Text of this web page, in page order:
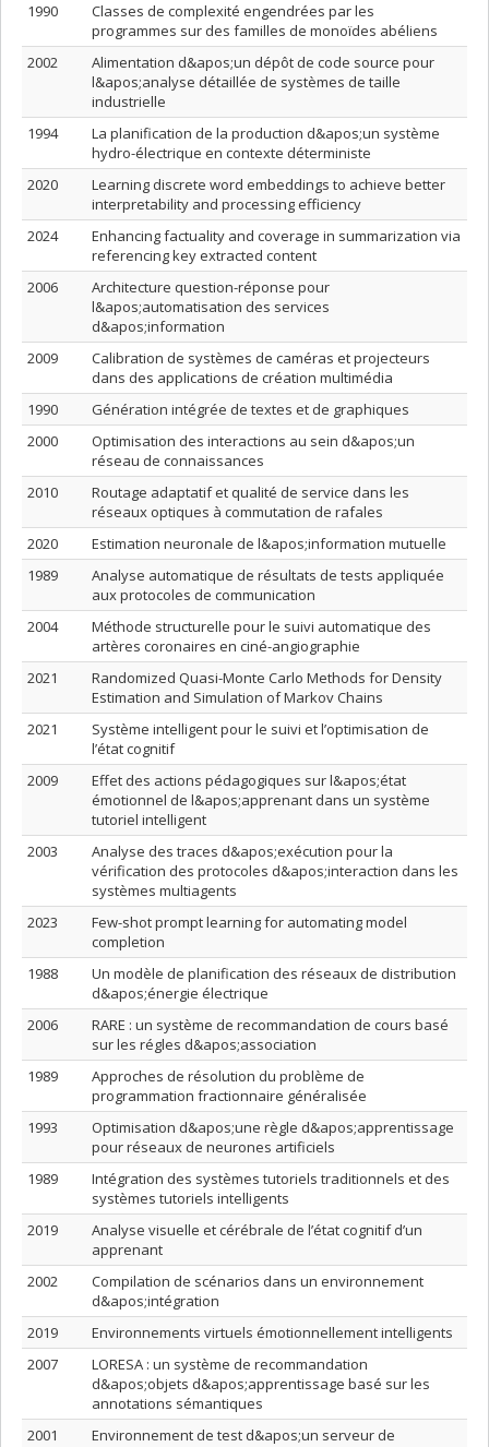
1990
Classes de complexité engendrées par les
programmes sur des familles de monoïdes abéliens
2002
Alimentation d&apos;un dépôt de code source pour
l&apos;analyse détaillée de systèmes de taille
industrielle
1994
La planification de la production d&apos;un système
hydro-électrique en contexte déterministe
2020
Learning discrete word embeddings to achieve better
interpretability and processing efficiency
2024
Enhancing factuality and coverage in summarization via
referencing key extracted content
2006
Architecture question-réponse pour
l&apos;automatisation des services
d&apos;information
2009
Calibration de systèmes de caméras et projecteurs
dans des applications de création multimédia
1990
Génération intégrée de textes et de graphiques
2000
Optimisation des interactions au sein d&apos;un
réseau de connaissances
2010
Routage adaptatif et qualité de service dans les
réseaux optiques à commutation de rafales
2020
Estimation neuronale de l&apos;information mutuelle
1989
Analyse automatique de résultats de tests appliquée
aux protocoles de communication
2004
Méthode structurelle pour le suivi automatique des
artères coronaires en ciné-angiographie
2021
Randomized Quasi-Monte Carlo Methods for Density
Estimation and Simulation of Markov Chains
2021
Système intelligent pour le suivi et l’optimisation de
l’état cognitif
2009
Effet des actions pédagogiques sur l&apos;état
émotionnel de l&apos;apprenant dans un système
tutoriel intelligent
2003
Analyse des traces d&apos;exécution pour la
vérification des protocoles d&apos;interaction dans les
systèmes multiagents
2023
Few-shot prompt learning for automating model
completion
1988
Un modèle de planification des réseaux de distribution
d&apos;énergie électrique
2006
RARE : un système de recommandation de cours basé
sur les régles d&apos;association
1989
Approches de résolution du problème de
programmation fractionnaire généralisée
1993
Optimisation d&apos;une règle d&apos;apprentissage
pour réseaux de neurones artificiels
1989
Intégration des systèmes tutoriels traditionnels et des
systèmes tutoriels intelligents
2019
Analyse visuelle et cérébrale de l’état cognitif d’un
apprenant
2002
Compilation de scénarios dans un environnement
d&apos;intégration
2019
Environnements virtuels émotionnellement intelligents
2007
LORESA : un système de recommandation
d&apos;objets d&apos;apprentissage basé sur les
annotations sémantiques
2001
Environnement de test d&apos;un serveur de